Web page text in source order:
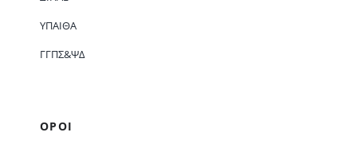
ΥΠΑΙΘΑ
ΓΓΠΣ&ΨΔ
ΟΡΟΙ